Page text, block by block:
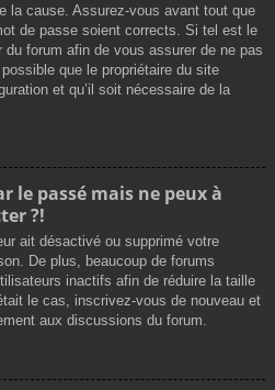
la cause. Assurez-vous avant tout que
de passe soient corrects. Si tel est le
forum afin de vous assurer de ne pas
que le propriétaire du site
et qu’il soit nécessaire de la
le passé mais ne peux à
?!
ait désactivé ou supprimé votre
De plus, beaucoup de forums
inactifs afin de réduire la taille
le cas, inscrivez-vous de nouveau et
aux discussions du forum.